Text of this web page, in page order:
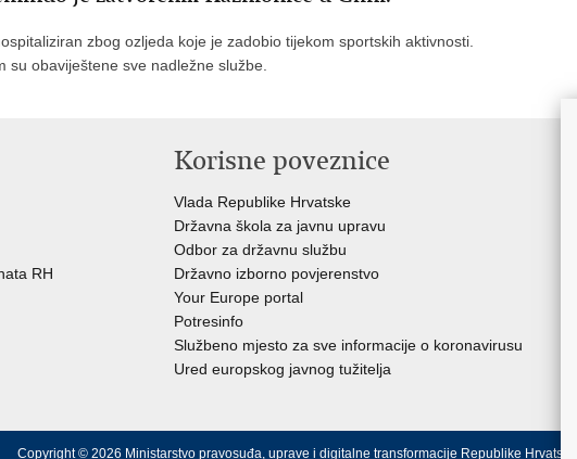
zbog ozljeda koje je zadobio tijekom sportskih aktivnosti.
obaviještene sve nadležne službe.
RH
Korisne poveznice
Vlada Republike Hrvatske
Državna škola za javnu upravu
Odbor za državnu službu
Državno izborno povjerenstvo
Your Europe portal
Potresinfo
Službeno mjesto za sve informacije o koronavirusu
Ured europskog javnog tužitelja
Copyright © 2026 Ministarstvo pravosuđa, uprave i digitalne transformacije Republike Hrvatske.